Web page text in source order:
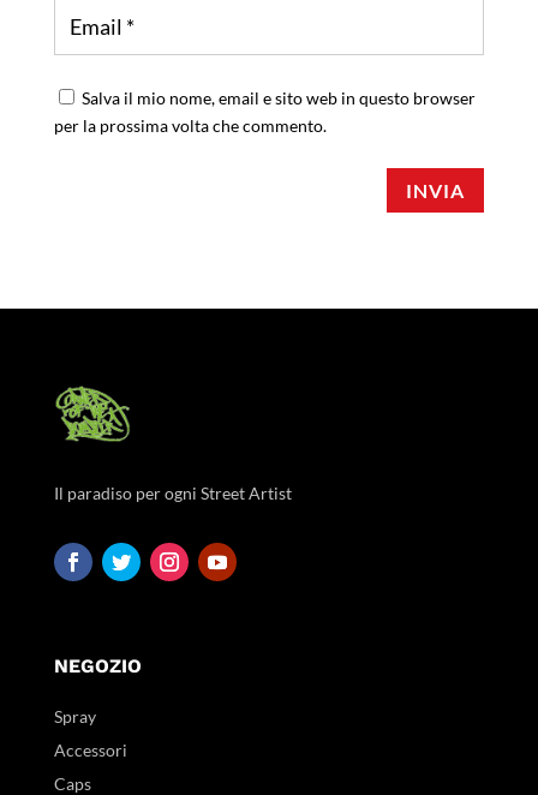
Salva il mio nome, email e sito web in questo browser
per la prossima volta che commento.
INVIA
Il paradiso per ogni Street Artist
NEGOZIO
Spray
Accessori
Caps